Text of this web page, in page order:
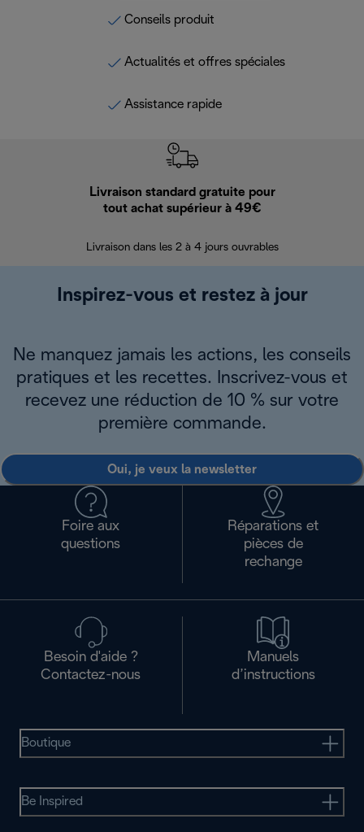
Conseils produit
Actualités et offres spéciales
Assistance rapide
Livraison standard gratuite pour
tout achat supérieur à 49€
Livraison dans les 2 à 4 jours ouvrables
Inspirez-vous et restez à jour
Ne manquez jamais les actions, les conseils
pratiques et les recettes. Inscrivez-vous et
recevez une réduction de 10 % sur votre
première commande.
Oui, je veux la newsletter
Foire aux
questions
Réparations et
pièces de
rechange
Besoin d'aide ?
Contactez-nous
Manuels
d’instructions
Boutique
Be Inspired